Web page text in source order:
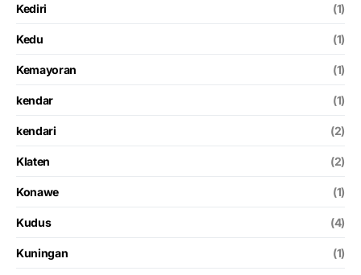
Kediri (1)
Kedu (1)
Kemayoran (1)
kendar (1)
kendari (2)
Klaten (2)
Konawe (1)
Kudus (4)
Kuningan (1)